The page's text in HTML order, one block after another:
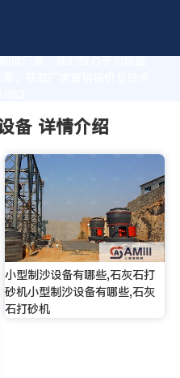
造厂家，我们致力于为您量
。获取厂家直销报价及技术
备 详情介绍
小型制沙设备有哪些,石灰石打
砂机小型制沙设备有哪些,石灰
石打砂机